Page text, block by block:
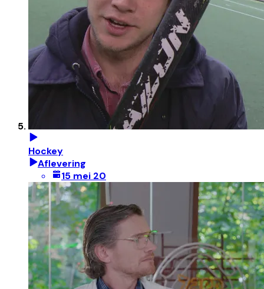
Hockey
Aflevering
15 mei 20